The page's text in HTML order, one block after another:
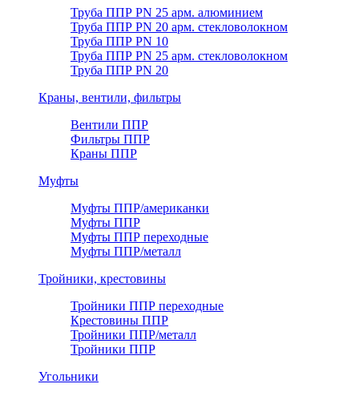
Труба ППР PN 25 арм. алюминием
Труба ППР PN 20 арм. стекловолокном
Труба ППР PN 10
Труба ППР PN 25 арм. стекловолокном
Труба ППР PN 20
Краны, вентили, фильтры
Вентили ППР
Фильтры ППР
Краны ППР
Муфты
Муфты ППР/американки
Муфты ППР
Муфты ППР переходные
Муфты ППР/металл
Тройники, крестовины
Тройники ППР переходные
Крестовины ППР
Тройники ППР/металл
Тройники ППР
Угольники